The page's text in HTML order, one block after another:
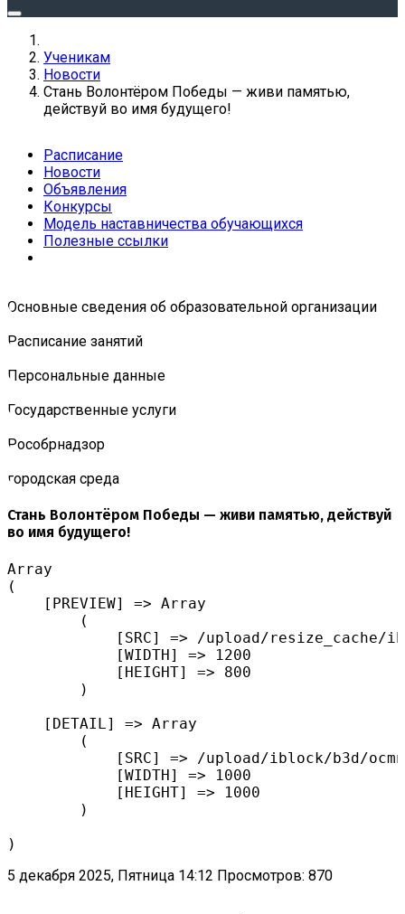
Ученикам
Новости
Стань Волонтёром Победы — живи памятью,
действуй во имя будущего!
Расписание
Новости
Объявления
Конкурсы
Модель наставничества обучающихся
Полезные ссылки
Основные сведения об образовательной организации
Расписание занятий
Персональные данные
Государственные услуги
Роcобрнадзор
городская среда
Стань Волонтёром Победы — живи памятью, действуй
во имя будущего!
Array
(
    [PREVIEW] => Array
        (
[SRC] => /upload/resize_cache/
            [WIDTH] => 1200
            [HEIGHT] => 800
        )
    [DETAIL] => Array
        (
[SRC] => /upload/iblock/b3d/
            [WIDTH] => 1000
            [HEIGHT] => 1000
        )
5 декабря 2025, Пятница 14:12 Просмотров: 870